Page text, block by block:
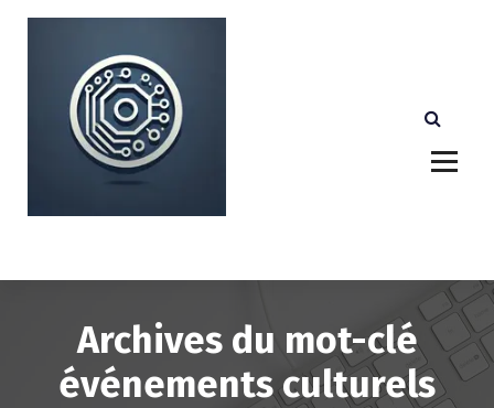
e
Archives du mot-clé
événements culturels